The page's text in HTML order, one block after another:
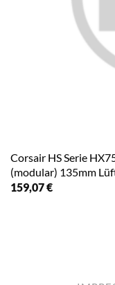
Corsair HS Serie
(modular) 135mm
159,07€